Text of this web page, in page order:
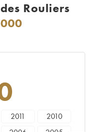
Rouliers
2011
2010